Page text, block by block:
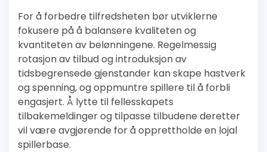
For å forbedre tilfredsheten bør utviklerne
fokusere på å balansere kvaliteten og
kvantiteten av belønningene. Regelmessig
rotasjon av tilbud og introduksjon av
tidsbegrensede gjenstander kan skape hastverk
og spenning, og oppmuntre spillere til å forbli
engasjert. Å lytte til fellesskapets
tilbakemeldinger og tilpasse tilbudene deretter
vil være avgjørende for å opprettholde en lojal
spillerbase.